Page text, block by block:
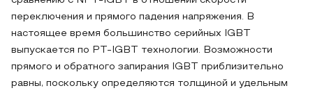
переключения и прямого падения напряжения. В
настоящее время большинство серийных IGBT
выпускается по PT-IGBT технологии. Возможности
прямого и обратного запирания IGBT приблизительно
равны, поскольку определяются толщиной и удельным